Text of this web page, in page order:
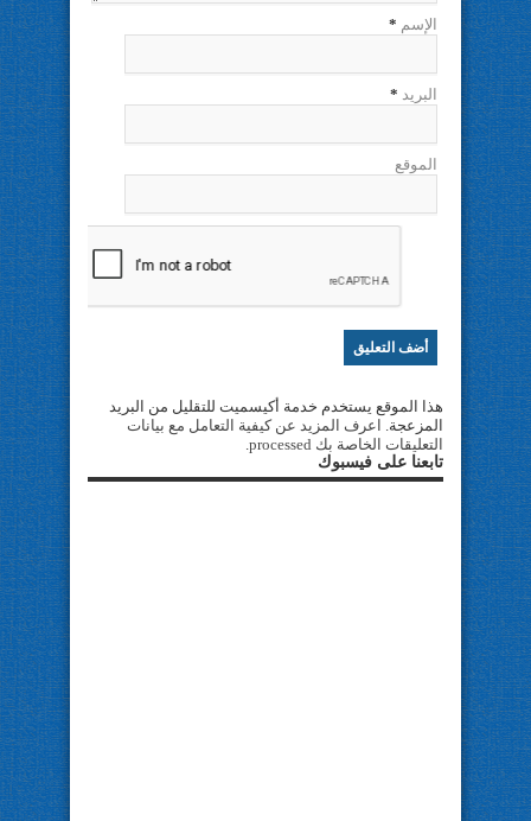
الإسم *
البريد *
الموقع
هذا الموقع يستخدم خدمة أكيسميت للتقليل من البريد
المزعجة. اعرف المزيد عن كيفية التعامل مع بيانات
التعليقات الخاصة بك processed
.
تابعنا على فيسبوك